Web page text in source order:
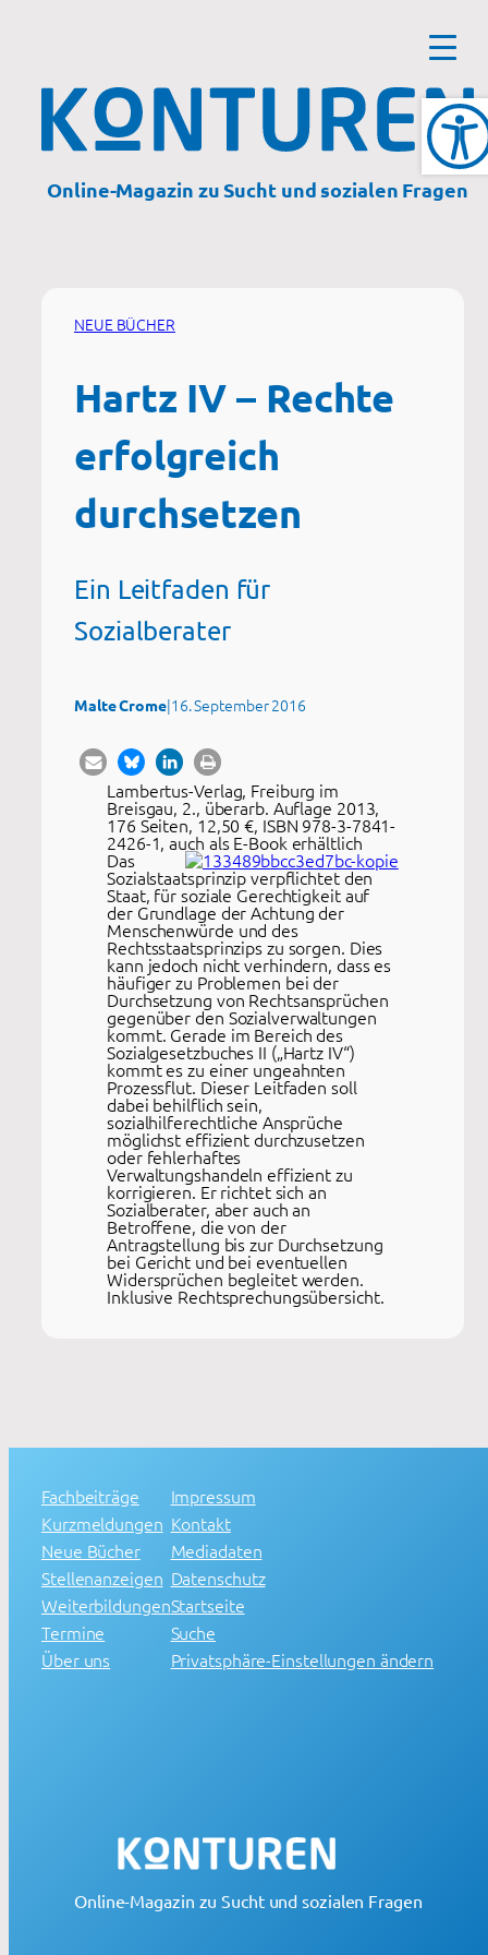
Online-Magazin zu Sucht und sozialen Fragen
NEUE BÜCHER
Hartz IV – Rechte
erfolgreich
durchsetzen
Ein Leitfaden für
Sozialberater
Malte Crome|16. September 2016
Lambertus-Verlag, Freiburg im
Breisgau, 2., überarb. Auflage 2013,
176 Seiten, 12,50 €, ISBN 978-3-7841-
2426-1, auch als E-Book erhältlich
Das
Sozialstaatsprinzip verpflichtet den
Staat, für soziale Gerechtigkeit auf
der Grundlage der Achtung der
Menschenwürde und des
Rechtsstaatsprinzips zu sorgen. Dies
kann jedoch nicht verhindern, dass es
häufiger zu Problemen bei der
Durchsetzung von Rechtsansprüchen
gegenüber den Sozialverwaltungen
kommt. Gerade im Bereich des
Sozialgesetzbuches II („Hartz IV“)
kommt es zu einer ungeahnten
Prozessflut. Dieser Leitfaden soll
dabei behilflich sein,
sozialhilferechtliche Ansprüche
möglichst effizient durchzusetzen
oder fehlerhaftes
Verwaltungshandeln effizient zu
korrigieren. Er richtet sich an
Sozialberater, aber auch an
Betroffene, die von der
Antragstellung bis zur Durchsetzung
bei Gericht und bei eventuellen
Widersprüchen begleitet werden.
Inklusive Rechtsprechungsübersicht.
Fachbeiträge
Kurzmeldungen
Neue Bücher
Stellenanzeigen
Weiterbildungen
Termine
Über uns
Impressum
Kontakt
Mediadaten
Datenschutz
Startseite
Suche
Privatsphäre-Einstellungen ändern
Online-Magazin zu Sucht und sozialen Fragen